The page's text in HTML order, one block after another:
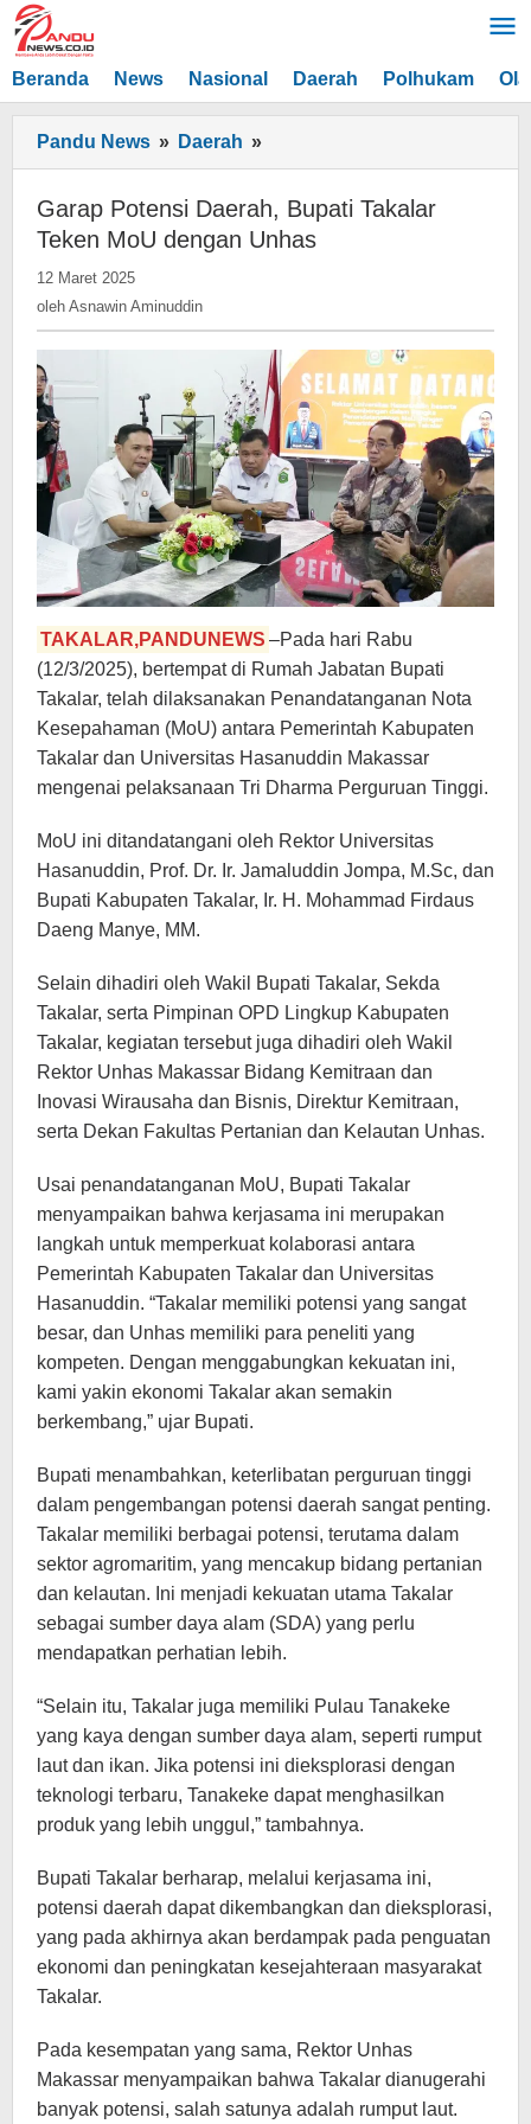
Lewati
ke
konten
Beranda News Nasional Daerah Polhukam
Pandu News » Daerah »
Potensi
Daerah,
Bupati
Takalar
Unhas
Garap Potensi Daerah, Bupati Takalar
Teken MoU dengan Unhas
12 Maret 2025
Asnawin
oleh Asnawin Aminuddin
TAKALAR,PANDUNEWS –Pada hari Rabu
(12/3/2025), bertempat di Rumah Jabatan Bupati
Takalar, telah dilaksanakan Penandatanganan Nota
Kesepahaman (MoU) antara Pemerintah Kabupaten
Takalar dan Universitas Hasanuddin Makassar
mengenai pelaksanaan Tri Dharma Perguruan Tinggi.
MoU ini ditandatangani oleh Rektor Universitas
Hasanuddin, Prof. Dr. Ir. Jamaluddin Jompa, M.Sc, dan
Bupati Kabupaten Takalar, Ir. H. Mohammad Firdaus
Daeng Manye, MM.
Selain dihadiri oleh Wakil Bupati Takalar, Sekda
Takalar, serta Pimpinan OPD Lingkup Kabupaten
Takalar, kegiatan tersebut juga dihadiri oleh Wakil
Rektor Unhas Makassar Bidang Kemitraan dan
Inovasi Wirausaha dan Bisnis, Direktur Kemitraan,
serta Dekan Fakultas Pertanian dan Kelautan Unhas.
Usai penandatanganan MoU, Bupati Takalar
menyampaikan bahwa kerjasama ini merupakan
langkah untuk memperkuat kolaborasi antara
Pemerintah Kabupaten Takalar dan Universitas
Hasanuddin. “Takalar memiliki potensi yang sangat
besar, dan Unhas memiliki para peneliti yang
kompeten. Dengan menggabungkan kekuatan ini,
kami yakin ekonomi Takalar akan semakin
berkembang,” ujar Bupati.
Bupati menambahkan, keterlibatan perguruan tinggi
dalam pengembangan potensi daerah sangat penting.
Takalar memiliki berbagai potensi, terutama dalam
sektor agromaritim, yang mencakup bidang pertanian
dan kelautan. Ini menjadi kekuatan utama Takalar
sebagai sumber daya alam (SDA) yang perlu
mendapatkan perhatian lebih.
“Selain itu, Takalar juga memiliki Pulau Tanakeke
yang kaya dengan sumber daya alam, seperti rumput
laut dan ikan. Jika potensi ini dieksplorasi dengan
teknologi terbaru, Tanakeke dapat menghasilkan
produk yang lebih unggul,” tambahnya.
Bupati Takalar berharap, melalui kerjasama ini,
potensi daerah dapat dikembangkan dan dieksplorasi,
yang pada akhirnya akan berdampak pada penguatan
ekonomi dan peningkatan kesejahteraan masyarakat
Takalar.
Pada kesempatan yang sama, Rektor Unhas
Makassar menyampaikan bahwa Takalar dianugerahi
banyak potensi, salah satunya adalah rumput laut.